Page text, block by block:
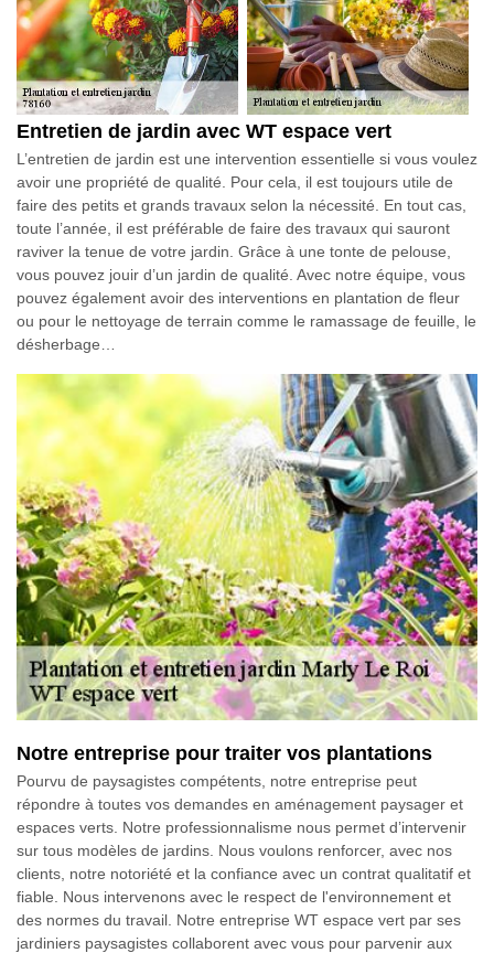
Entretien de jardin avec WT espace vert
L’entretien de jardin est une intervention essentielle si vous voulez
avoir une propriété de qualité. Pour cela, il est toujours utile de
faire des petits et grands travaux selon la nécessité. En tout cas,
toute l’année, il est préférable de faire des travaux qui sauront
raviver la tenue de votre jardin. Grâce à une tonte de pelouse,
vous pouvez jouir d’un jardin de qualité. Avec notre équipe, vous
pouvez également avoir des interventions en plantation de fleur
ou pour le nettoyage de terrain comme le ramassage de feuille, le
désherbage…
Notre entreprise pour traiter vos plantations
Pourvu de paysagistes compétents, notre entreprise peut
répondre à toutes vos demandes en aménagement paysager et
espaces verts. Notre professionnalisme nous permet d’intervenir
sur tous modèles de jardins. Nous voulons renforcer, avec nos
clients, notre notoriété et la confiance avec un contrat qualitatif et
fiable. Nous intervenons avec le respect de l'environnement et
des normes du travail. Notre entreprise WT espace vert par ses
jardiniers paysagistes collaborent avec vous pour parvenir aux